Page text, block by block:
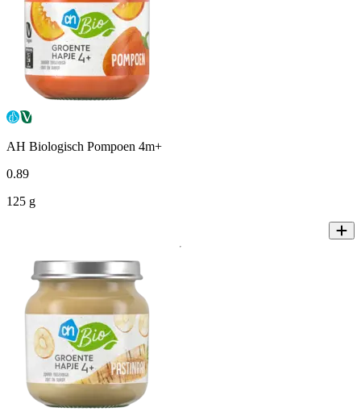
AH Biologisch Pompoen 4m+
0.89
125 g